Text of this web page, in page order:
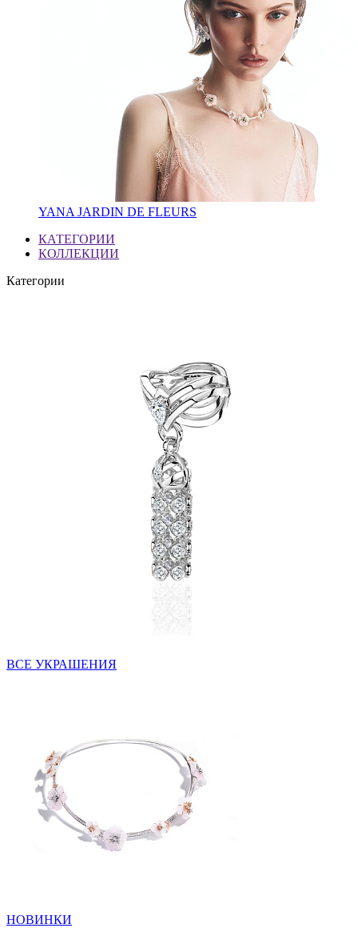
YANA JARDIN DE FLEURS
КАТЕГОРИИ
КОЛЛЕКЦИИ
Категории
ВСЕ УКРАШЕНИЯ
НОВИНКИ